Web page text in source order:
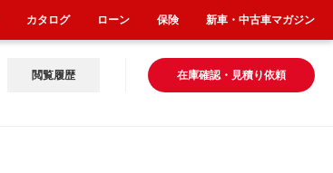
在庫確認・見積り依頼
閲覧履歴
カタログ ローン 保険 新車・中古車マガジン